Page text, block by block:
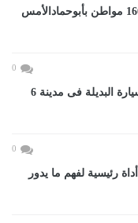
صحة الشرقية توقع الكشف على 1600 مواطن بأبوحمادالأمس
0
بدء تلقى طلبات إحلال التوكتوك بالسيارة البديلة فى مدينة 6
0
رئيسية لفهم ما يدور